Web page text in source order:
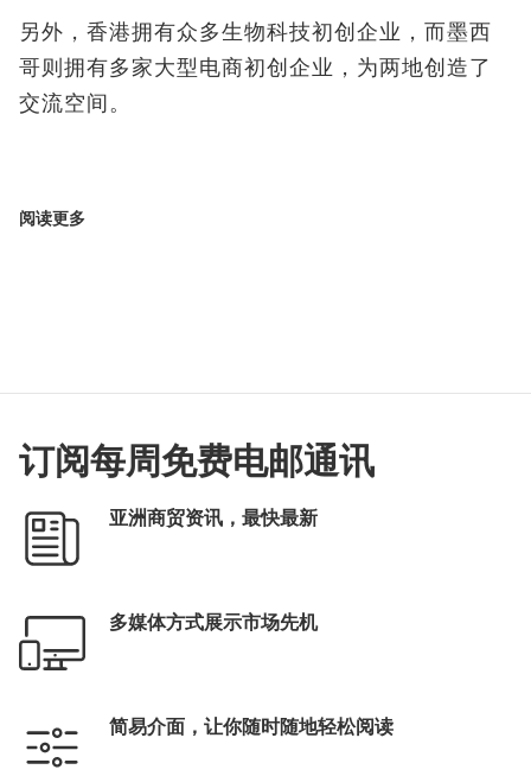
另外，香港拥有众多生物科技初创企业，而墨西
哥则拥有多家大型电商初创企业，为两地创造了
交流空间。
阅读更多
订阅每周免费电邮通讯
亚洲商贸资讯，最快最新
多媒体方式展示市场先机
简易介面，让你随时随地轻松阅读